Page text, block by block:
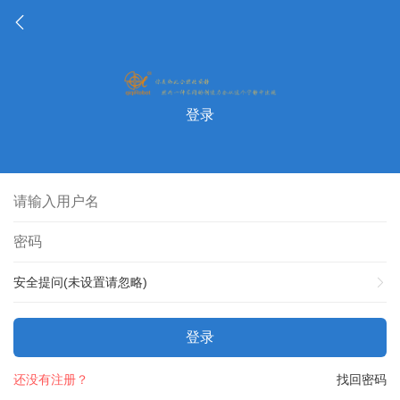
登录
安全提问(未设置请忽略)
登录
找回密码
还没有注册？